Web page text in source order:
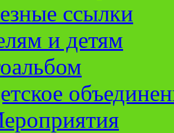
ссылки
и детям